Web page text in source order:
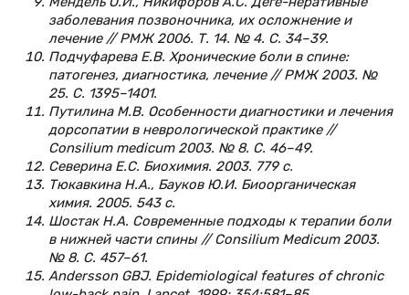
заболевания позвоночника, их осложнение и
лечение // РМЖ 2006. Т. 14. № 4. С. 34–39.
Подчуфарева Е.В. Хронические боли в спине:
патогенез, диагностика, лечение // РМЖ 2003. №
25. С. 1395–1401.
Путилина М.В. Особенности диагностики и лечения
дорсопатии в неврологической практике //
Consilium medicum 2003. № 8. С. 46–49.
Северина Е.С. Биохимия. 2003. 779 с.
Тюкавкина Н.А., Бауков Ю.И. Биоорганическая
химия. 2005. 543 с.
Шостак Н.А. Современные подходы к терапии боли
в нижней части спины // Consilium Medicum 2003.
№ 8. С. 457–61.
Andersson GBJ. Epidemiological features of chronic